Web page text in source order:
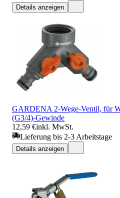
Details anzeigen
GARDENA 2-Wege-Ventil, für
(G3/4)-Gewinde
12,59 €inkl. MwSt.
Lieferung bis 2-3 Arbeitstage
Details anzeigen